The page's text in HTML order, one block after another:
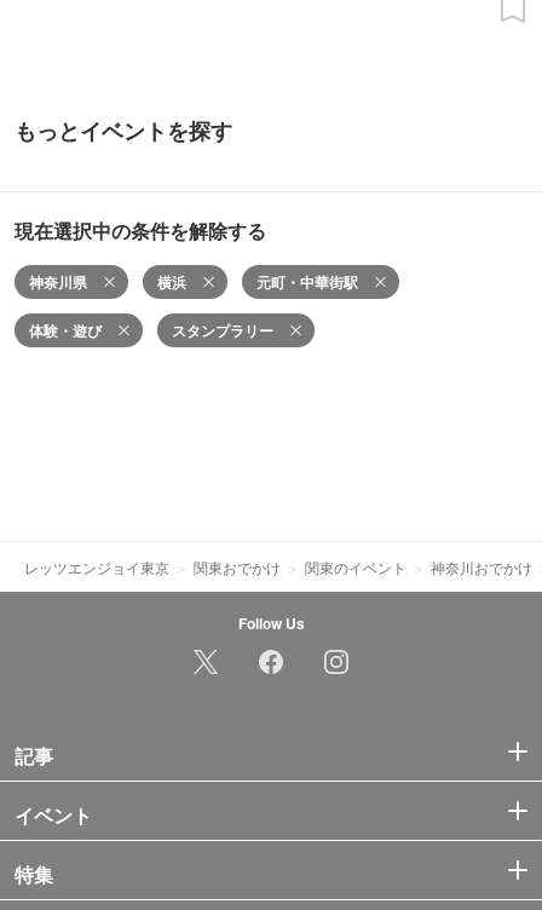
もっとイベントを探す
現在選択中の条件を解除する
神奈川県 横浜 元町・中華街駅
体験・遊び スタンプラリー
レッツエンジョイ東京 関東おでかけ 関東のイベント 神奈川おでかけ
Follow Us
記事
イベント
特集